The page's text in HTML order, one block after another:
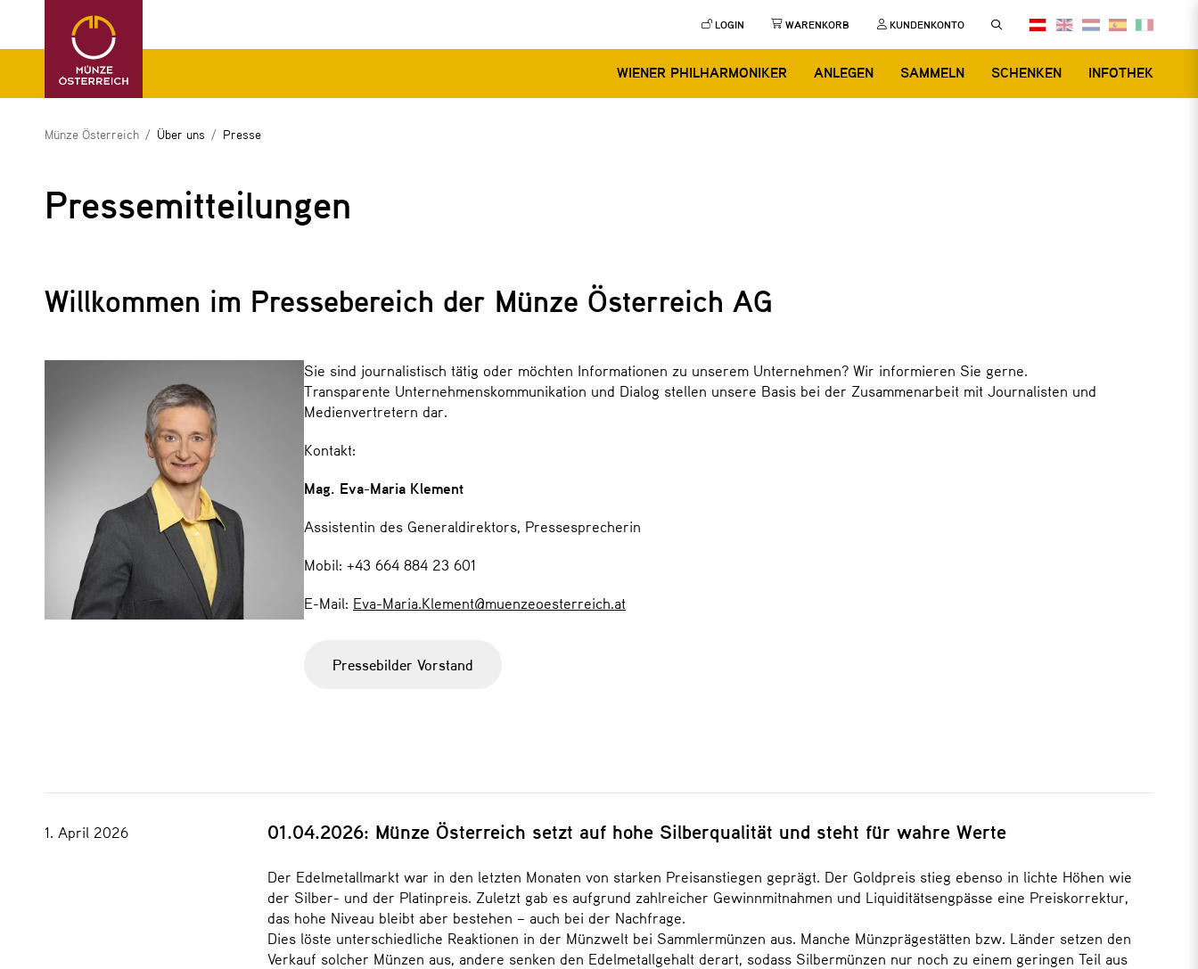
LOGIN WARENKORB KUNDENKONTO
WIENER PHILHARMONIKER ANLEGEN SAMMELN SCHENKEN INFOTHEK
Münze Österreich Über uns Presse
Pressemitteilungen
Willkommen im Pressebereich der Münze Österreich AG
Sie sind journalistisch tätig oder möchten Informationen zu unserem Unternehmen? Wir informieren Sie gerne.
Transparente Unternehmenskommunikation und Dialog stellen unsere Basis bei der Zusammenarbeit mit Journalisten und
Medienvertretern dar.
Kontakt:
Mag. Eva-Maria Klement
Assistentin des Generaldirektors, Pressesprecherin
Mobil: +43 664 884 23 601
E-Mail: Eva-Maria.Klement@muenzeoesterreich.at
Pressebilder Vorstand
1. April 2026 01.04.2026: Münze Österreich setzt auf hohe Silberqualität und steht für wahre Werte
Der Edelmetallmarkt war in den letzten Monaten von starken Preisanstiegen geprägt. Der Goldpreis stieg ebenso in lichte Höhen wie
der Silber- und der Platinpreis. Zuletzt gab es aufgrund zahlreicher Gewinnmitnahmen und Liquiditätsengpässe eine Preiskorrektur,
das hohe Niveau bleibt aber bestehen – auch bei der Nachfrage.
Dies löste unterschiedliche Reaktionen in der Münzwelt bei Sammlermünzen aus. Manche Münzprägestätten bzw. Länder setzen den
Verkauf solcher Münzen aus, andere senken den Edelmetallgehalt derart, sodass Silbermünzen nur noch zu einem geringen Teil aus